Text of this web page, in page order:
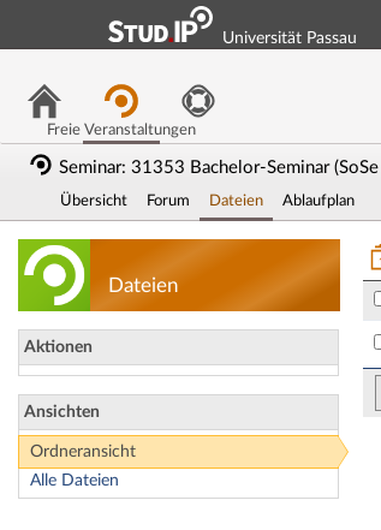
Universität Passau
Freie Veranstaltungen
Seminar: 31353 Bachelor-Seminar
Übersicht Forum Dateien Ablaufplan
Dateien
Aktionen
Ansichten
Ordneransicht
Alle Dateien